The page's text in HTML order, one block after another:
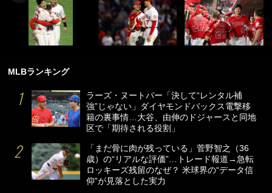
MLBランキング
ラーズ・ヌートバー「決して“レンタル補
強”じゃない」ダイヤモンドバックス電撃移
籍の裏事情…大谷、由伸のドジャースと同地
区で「期待される役割」
「まだ骨に肉が残っている」菅野智之（36
歳）の“リアルな評価”…トレード報道→急転
ロッキーズ残留のなぜ？ 米球界の“データ信
仰”が見落とした実力